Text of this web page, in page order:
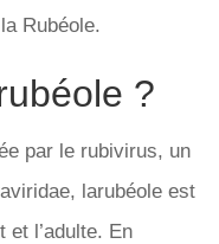
Rubéole.
?
par le rubivirus, un
larubéole est
et l’adulte. En